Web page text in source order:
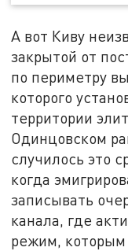
А вот Киву
закрытой от
по периметру
которого
территории
Одинцовском
случилось это
когда
записывать
канала, где
режим,